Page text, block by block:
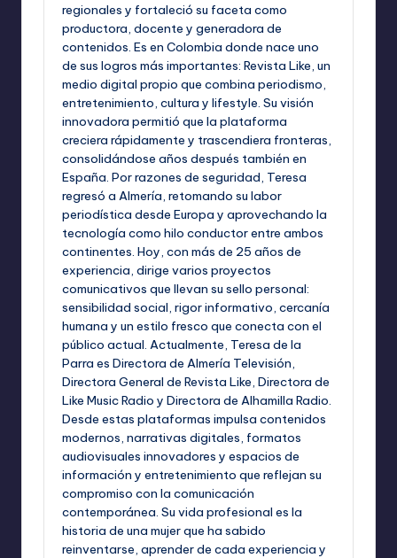
regionales y fortaleció su faceta como
productora, docente y generadora de
contenidos. Es en Colombia donde nace uno
de sus logros más importantes: Revista Like, un
medio digital propio que combina periodismo,
entretenimiento, cultura y lifestyle. Su visión
innovadora permitió que la plataforma
creciera rápidamente y trascendiera fronteras,
consolidándose años después también en
España. Por razones de seguridad, Teresa
regresó a Almería, retomando su labor
periodística desde Europa y aprovechando la
tecnología como hilo conductor entre ambos
continentes. Hoy, con más de 25 años de
experiencia, dirige varios proyectos
comunicativos que llevan su sello personal:
sensibilidad social, rigor informativo, cercanía
humana y un estilo fresco que conecta con el
público actual. Actualmente, Teresa de la
Parra es Directora de Almería Televisión,
Directora General de Revista Like, Directora de
Like Music Radio y Directora de Alhamilla Radio.
Desde estas plataformas impulsa contenidos
modernos, narrativas digitales, formatos
audiovisuales innovadores y espacios de
información y entretenimiento que reflejan su
compromiso con la comunicación
contemporánea. Su vida profesional es la
historia de una mujer que ha sabido
reinventarse, aprender de cada experiencia y